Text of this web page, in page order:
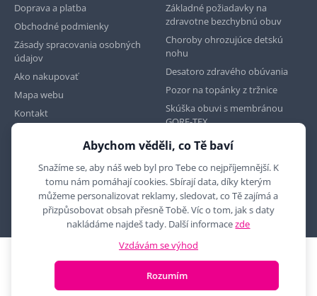
Doprava a platba
Obchodné podmienky
Zásady spracovania osobných
údajov
Ako nakupovať
Mapa webu
Kontakt
Základné požiadavky na
zdravotne bezchybnú obuv
Choroby ohrozujúce detskú
nohu
Desatoro zdravého obúvania
Pozor na topánky z tržnice
Skúška obuvi s membránou
GORE-TEX
2010 - 2026 © MYRON MAXX, s.r.o., všechna práva vyhrazena
E-shop vytvořila
Abychom věděli, co Tě baví
Snažíme se, aby náš web byl pro Tebe co nejpříjemnější. K
tomu nám pomáhají cookies. Sbírají data, díky kterým
můžeme personalizovat reklamy, sledovat, co Tě zajímá a
přizpůsobovat obsah přesně Tobě. Víc o tom, jak s daty
nakládáme najdeš tady. Další informacezde
Vzdávám se výhod
Rozumím